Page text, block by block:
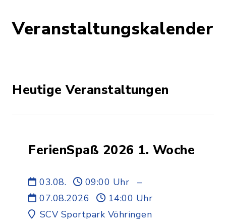
Veranstaltungskalender
Heutige Veranstaltungen
FerienSpaß 2026 1. Woche
03.08. 09:00 Uhr
–
07.08.2026
14:00 Uhr
SCV Sportpark Vöhringen